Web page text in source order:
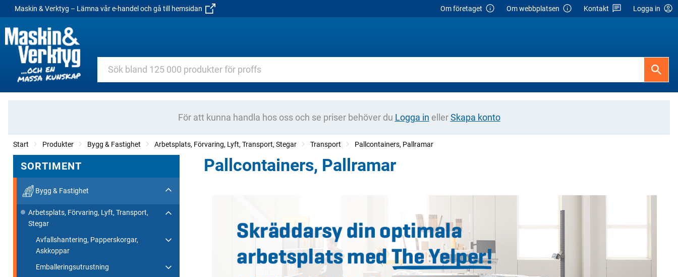
Maskin & Verktyg – Lämna vår e-handel och gå till hemsidan Om företaget Om webbplatsen Kontakt Logga in
För att kunna handla hos oss och se priser behöver du Logga in ellerSkapa konto
Start Produkter Bygg & Fastighet Arbetsplats, Förvaring, Lyft, Transport, Stegar Transport Pallcontainers, Pallramar
SORTIMENT
Bygg & Fastighet
Arbetsplats, Förvaring, Lyft, Transport,
Stegar
Avfallshantering, Papperskorgar,
Askkoppar
Emballeringsutrustning
Pallcontainers, Pallramar